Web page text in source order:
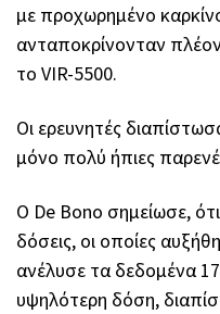
με προχωρημένο
ανταποκρίνονταν
το VIR-5500.
Οι ερευνητές
μόνο πολύ ήπιες
Ο De Bono σημείωσε,
δόσεις, οι οποίες
ανέλυσε τα δεδομένα
υψηλότερη δόση,